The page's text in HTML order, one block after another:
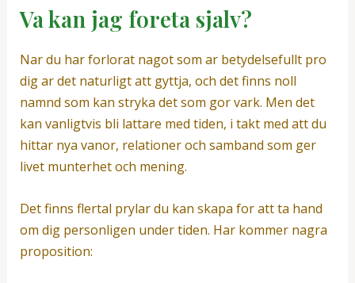
Va kan jag foreta sjalv?
Nar du har forlorat nagot som ar betydelsefullt pro
dig ar det naturligt att gyttja, och det finns noll
namnd som kan stryka det som gor vark. Men det
kan vanligtvis bli lattare med tiden, i takt med att du
hittar nya vanor, relationer och samband som ger
livet munterhet och mening.
Det finns flertal prylar du kan skapa for att ta hand
om dig personligen under tiden. Har kommer nagra
proposition: